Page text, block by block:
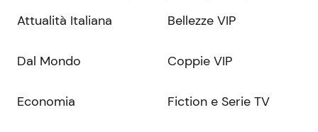
Attualità Italiana
Dal Mondo
Economia
Bellezze VIP
Coppie VIP
Fiction e Serie TV